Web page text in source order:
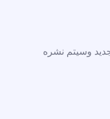
وسيتم نشره